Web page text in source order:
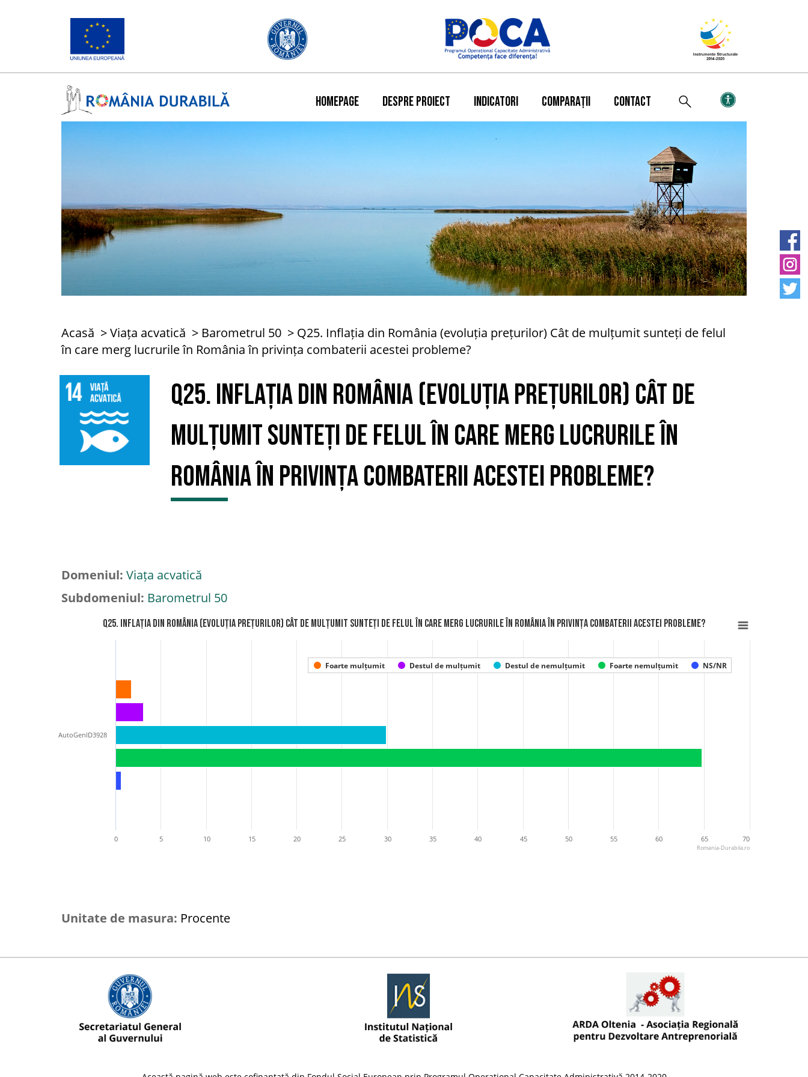
HOMEPAGE DESPRE PROIECT INDICATORI COMPARAȚII CONTACT
Acasă Viața acvatică Barometrul 50
Q25. Inflația din România (evoluția prețurilor) Cât de mulțumit sunteți de felul
în care merg lucrurile în România în privința combaterii acestei probleme?
Q25. Inflația din România (evoluția prețurilor) Cât de
mulțumit sunteți de felul în care merg lucrurile în
România în privința combaterii acestei probleme?
Domeniul: Viața acvatică
Subdomeniul: Barometrul 50
Q25. Inflația din România (evoluția prețurilor) Cât de mulțumit sunteți de felul în care merg lucrurile în România în privința combaterii acestei probleme?
Foarte mulțumit Destul de mulțumit Destul de nemulțumit Foarte nemulțumit NS/NR
AutoGenID3928
0 5 10 15 20 25 30 35 40 45 50 55 60 65 70
Romania-Durabila.ro
Unitate de masura: Procente